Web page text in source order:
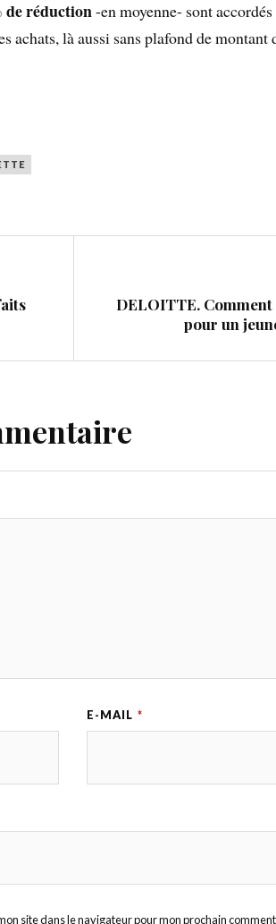
de réduction-en moyenne- sont accordés
achats, là aussi sans plafond de montant
DELOITTE. Comment
pour un
E-MAIL *
site dans le navigateur pour mon prochain